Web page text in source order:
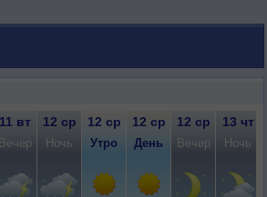
11 вт 12 ср 12 ср 12 ср 12 ср 13 чт
Вечер Ночь Утро День Вечер Ночь